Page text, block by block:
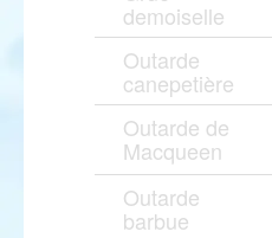
demoiselle
Outarde
canepetière
Outarde de
Macqueen
Outarde
barbue